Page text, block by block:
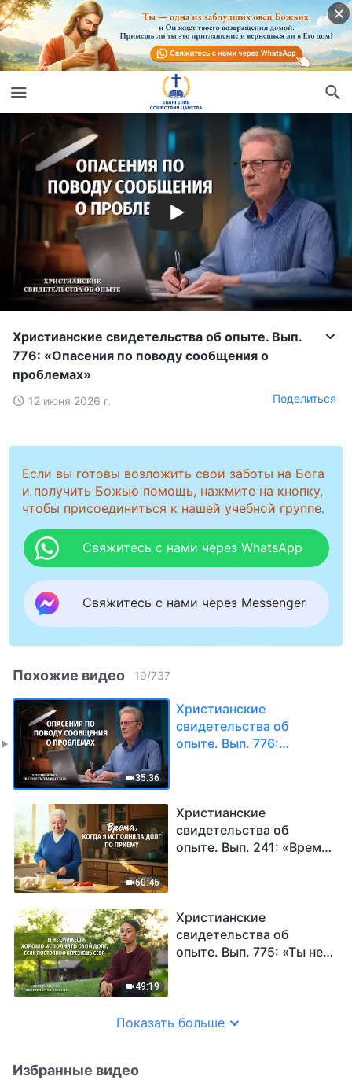
Христианские свидетельства об опыте. Вып.
776: «Опасения по поводу сообщения о
проблемах»
12 июня 2026 г. Поделиться
Если вы готовы возложить свои заботы на Бога
и получить Божью помощь, нажмите на кнопку,
чтобы присоединиться к нашей учебной группе.
Свяжитесь с нами через WhatsApp
Свяжитесь с нами через Messenger
Похожие видео 19/737
35:36
Христианские
свидетельства об
опыте. Вып. 776:
50:45
Христианские
свидетельства об
опыте. Вып. 241: «Время,
49:19
Христианские
свидетельства об
опыте. Вып. 775: «Ты не
бережешь себя»
Показать больше
Избранные видео